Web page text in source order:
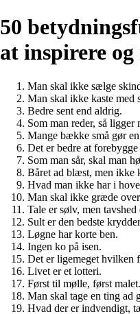
50
at inspirere
Man skal ikke sælge
Man skal ikke kaste med
Bedre sent end aldrig.
Som man reder, så ligger
Mange bække små gør en
Det er bedre at
Som man sår, skal man
Båret ad blæst, men ikke
Hvad man ikke har i
Man skal ikke græde
Tale er sølv, men tavshed
Sult er den bedste
Løgne har korte ben.
Ingen ko på isen.
Det er ligemeget hvilken
Livet er et lotteri.
Først til mølle, først malet.
Man skal tage en ting ad
Hvad der er indvendigt,